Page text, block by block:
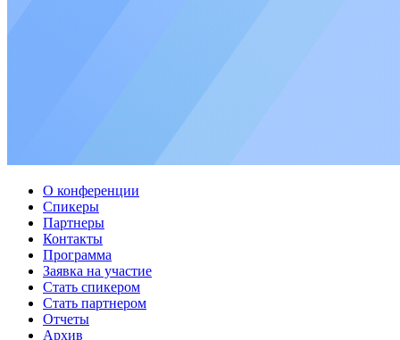
О конференции
Спикеры
Партнеры
Контакты
Программа
Заявка на участие
Стать спикером
Стать партнером
Отчеты
Архив